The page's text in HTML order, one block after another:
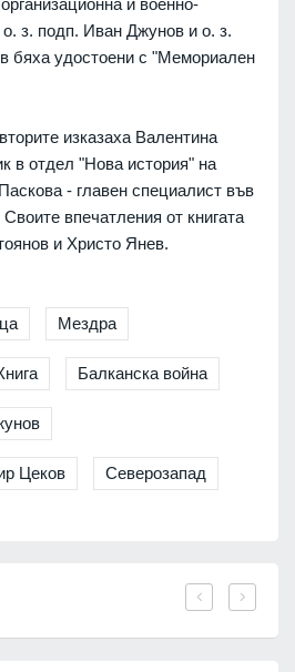
о. з. подп. Иван Джунов и о. з.
бяха удостоени с "Мемориален
изказаха Валентина
в отдел "Нова история" на
- главен специалист във
впечатления от книгата
и Христо Янев.
Мездра
Балканска война
Цеков Северозапад